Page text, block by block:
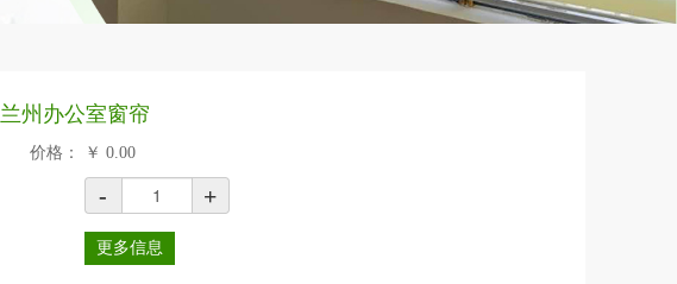
兰州办公室窗帘
价格： ￥ 0.00
- +
更多信息